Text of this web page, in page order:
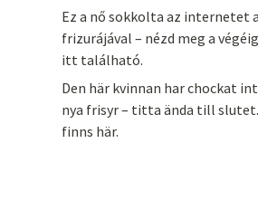
Ez a nő sokkolta az internetet
frizurájával – nézd meg a
itt található.
Den här kvinnan har chockat
nya frisyr – titta ända till
finns här.